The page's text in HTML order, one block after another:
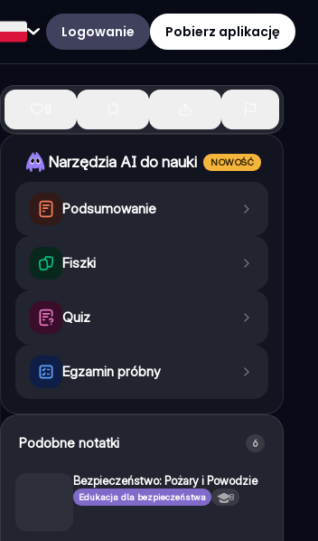
Logowanie Pobierz aplikację
Narzędzia AI do nauki NOWOŚĆ
Podsumowanie
Fiszki
Quiz
Egzamin próbny
Podobne notatki 6
Bezpieczeństwo: Pożary i Powodzie
Edukacja dla bezpieczeństwa 8